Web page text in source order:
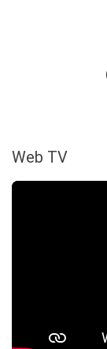
Web TV